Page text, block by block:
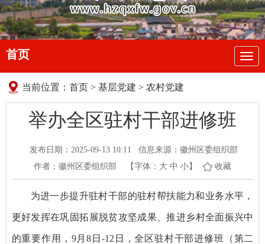
导
航
首页
当前位置： 首页 > 基层党建 > 农村党建
举办全区驻村干部进修班
发布日期：2025-09-13 10:11
信息来源：徽州区委组织部
作者：徽州区委组织部
【字体： 大 中 小】 收藏
为进一步提升驻村干部的驻村帮扶能力和业务水平，
更好发挥在巩固拓展脱贫攻坚成果、推进乡村全面振兴中
的重要作用，9月8日-12日，全区驻村干部进修班（第二